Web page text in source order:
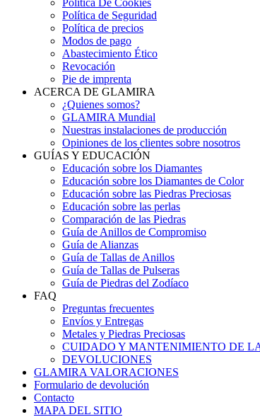
Política de Seguridad
Política de precios
Modos de pago
Abastecimiento Ético
Revocación
Pie de imprenta
ACERCA DE GLAMIRA
¿Quienes somos?
GLAMIRA Mundial
Nuestras instalaciones de producción
Opiniones de los clientes sobre nosotros
GUÍAS Y EDUCACIÓN
Educación sobre los Diamantes
Educación sobre los Diamantes de Color
Educación sobre las Piedras Preciosas
Educación sobre las perlas
Comparación de las Piedras
Guía de Anillos de Compromiso
Guía de Alianzas
Guía de Tallas de Anillos
Guía de Tallas de Pulseras
Guía de Piedras del Zodíaco
FAQ
Preguntas frecuentes
Envíos y Entregas
Metales y Piedras Preciosas
CUIDADO Y MANTENIMIENTO DE
DEVOLUCIONES
GLAMIRA VALORACIONES
Formulario de devolución
Contacto
MAPA DEL SITIO